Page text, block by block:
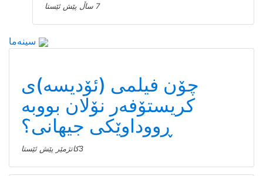
7 ساڵ پێش ئێستا
چۆن فیلمی (ئۆدیسە)ی
کریستۆفەر نۆلان بووبە
ڕووداوێکی جیهانی؟
3كاتژمێر پێش ئێستا